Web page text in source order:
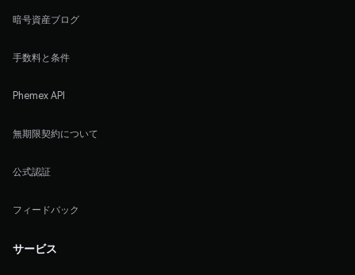
暗号資産ブログ
手数料と条件
Phemex API
無期限契約について
公式認証
フィードバック
サービス